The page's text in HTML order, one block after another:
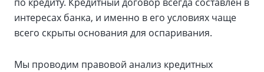
по кредиту. Кредитный договор всегда составлен в
интересах банка, и именно в его условиях чаще
всего скрыты основания для оспаривания.
Мы проводим правовой анализ кредитных